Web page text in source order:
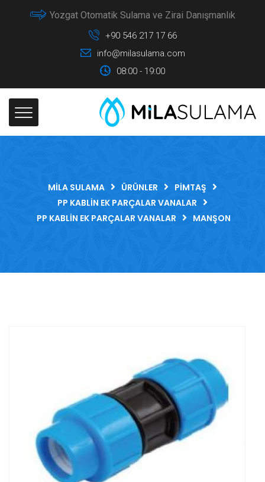
Yozgat Otomatik Sulama ve Zirai Danışmanlık
+90 546 217 17 66
info@milasulama.com
08:00 - 19:00
MILA SULAMA ÜRÜNLER
PIMTAŞ
PP KABLIN EK PARÇALAR VANALAR
PP KABLIN EK PARÇALAR VANALAR
MANŞON